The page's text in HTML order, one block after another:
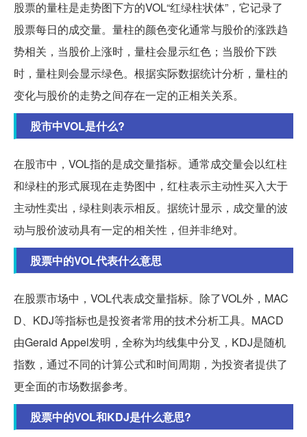
股票的量柱是走势图下方的VOL“红绿柱状体”，它记录了
股票每日的成交量。量柱的颜色变化通常与股价的涨跌趋
势相关，当股价上涨时，量柱会显示红色；当股价下跌
时，量柱则会显示绿色。根据实际数据统计分析，量柱的
变化与股价的走势之间存在一定的正相关关系。
股市中VOL是什么?
在股市中，VOL指的是成交量指标。通常成交量会以红柱
和绿柱的形式展现在走势图中，红柱表示主动性买入大于
主动性卖出，绿柱则表示相反。据统计显示，成交量的波
动与股价波动具有一定的相关性，但并非绝对。
股票中的VOL代表什么意思
在股票市场中，VOL代表成交量指标。除了VOL外，MAC
D、KDJ等指标也是投资者常用的技术分析工具。MACD
由Gerald Appel发明，全称为均线集中分叉，KDJ是随机
指数，通过不同的计算公式和时间周期，为投资者提供了
更全面的市场数据参考。
股票中的VOL和KDJ是什么意思?